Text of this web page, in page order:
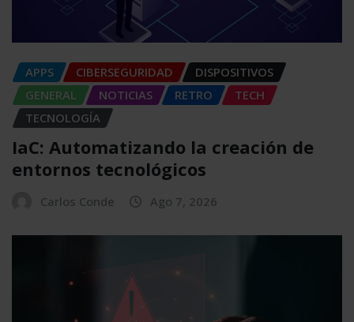
APPS CIBERSEGURIDAD
DISPOSITIVOS
GENERAL
NOTICIAS RETRO
TECH
TECNOLOGÍA
IaC: Automatizando la creación de
entornos tecnológicos
Carlos Conde Ago 7, 2026